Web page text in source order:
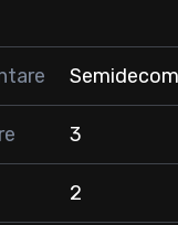
si restaurante
5 minute
3
2